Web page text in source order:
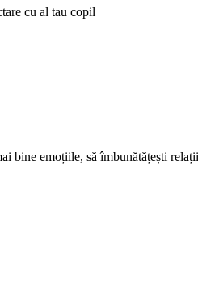
cu al tau copil
bine emoțiile, să îmbunătățești